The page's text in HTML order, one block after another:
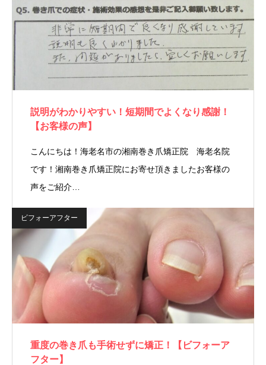
説明がわかりやすい！短期間でよくなり感謝！
【お客様の声】
こんにちは！海老名市の湘南巻き爪矯正院 海老名院
です！湘南巻き爪矯正院にお寄せ頂きましたお客様の
声をご紹介…
ビフォーアフター
重度の巻き爪も手術せずに矯正！【ビフォーア
フター】